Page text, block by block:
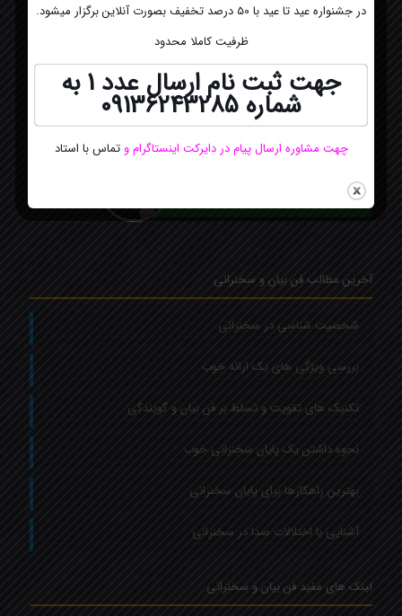
Fatemeh.bahrami6093@gmail.com
ارتباط آنلاین با استاد فاطمه بهرامی
از طریق چت واتساپ
آخرین مطالب فن بیان و سخنرانی
شخصیت شناسی در سخنرانی
بررسی ویژگی های یک ارائه خوب
تکنیک های تقویت و تسلط بر فن بیان و گویندگی
نحوه داشتن یک پایان سخنرانی خوب
بهترین راهکارها برای پایان سخنرانی
آشنایی با اختلالات صدا در سخنرانی
لینک های مفید فن بیان و سخنرانی
در جشنواره عید تا عید با 50 درصد تخفیف بصورت آنلاین برگزار میشود.
ظرفیت کاملا محدود
جهت ثبت نام ارسال عدد 1 به
شماره 09136243285
چهت مشاوره ارسال پیام در دایرکت اینستاگراموتماس با استاد